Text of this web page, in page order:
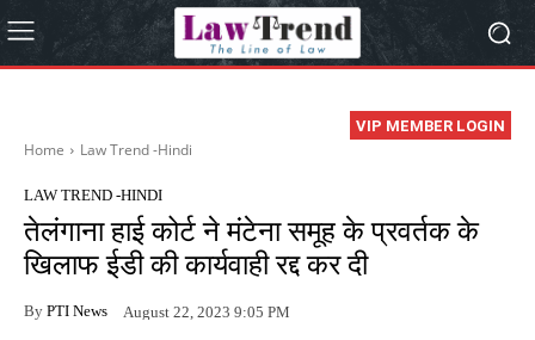
VIP MEMBER LOGIN
Home Law Trend -Hindi
LAW TREND -HINDI
तेलंगाना हाई कोर्ट ने मंटेना समूह के प्रवर्तक के
खिलाफ ईडी की कार्यवाही रद्द कर दी
By PTI News August 22, 2023 9:05 PM